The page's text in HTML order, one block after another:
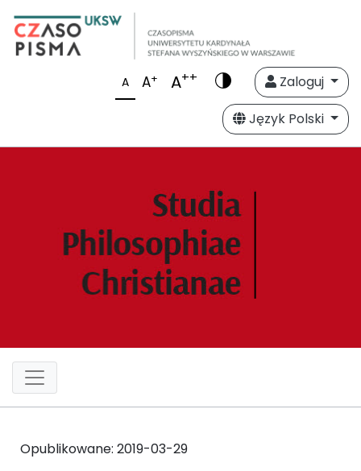
A A+ A++
Zaloguj
Język Polski
Opublikowane: 2019-03-29